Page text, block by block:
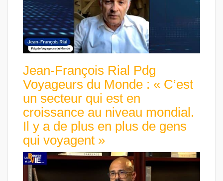
Jean-François Rial Pdg
Voyageurs du Monde : « C’est
un secteur qui est en
croissance au niveau mondial.
Il y a de plus en plus de gens
qui voyagent »